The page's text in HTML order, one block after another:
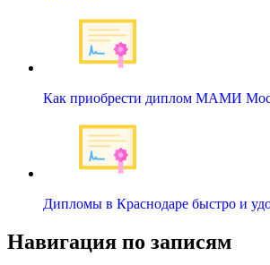
Как приобрести диплом МАМИ
Дипломы в Краснодаре быстро и
Навигация по записям